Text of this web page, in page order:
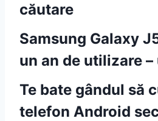
căutare
Samsung Galaxy
un an de utilizare
Te bate gândul să
telefon Android